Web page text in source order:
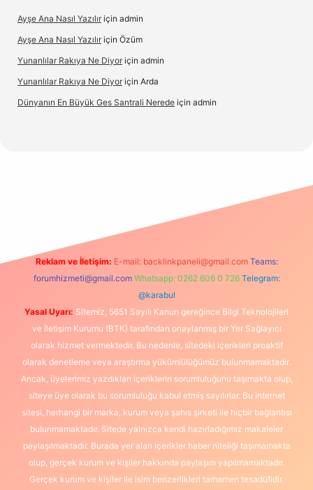
Ayşe Ana Nasıl Yazılır için admin
Ayşe Ana Nasıl Yazılır için Özüm
Yunanlılar Rakıya Ne Diyor için admin
Yunanlılar Rakıya Ne Diyor için Arda
Dünyanın En Büyük Ges Santrali Nerede için admin
Reklam ve İletişim: E-mail: backlinkpaneli@gmail.com Teams:
forumhizmeti@gmail.com Whatsapp: 0262 606 0 726 Telegram:
@karabul
Yasal Uyarı: Sitemiz, 5651 Sayılı Kanun gereğince Bilgi Teknolojileri
ve İletişim Kurumu (BTK) tarafından onaylanmış bir Yer Sağlayıcı
olarak hizmet vermektedir. Bu nedenle, sitedeki içerikleri proaktif
olarak denetleme veya araştırma yükümlülüğümüz bulunmamaktadır.
Ancak, üyelerimiz yazdıkları içeriklerin sorumluluğunu taşımakta olup,
siteye üye olarak bu sorumluluğu kabul etmiş sayılırlar. Bu internet
sitesi, herhangi bir marka, kurum veya şahıs şirketi ile hiçbir bağlantısı
bulunmamaktadır. Sitede yalnızca kendi hazırladığımız makaleler
paylaşılmaktadır. Burada yer alan içerikler haber niteliği taşımamakta
olup, gerçek kurum ve kişiler hakkında paylaşım yapılmamaktadır.
Gerçek kurum ve kişiler ile isim benzerlikleri tamamen tesadüfidir.